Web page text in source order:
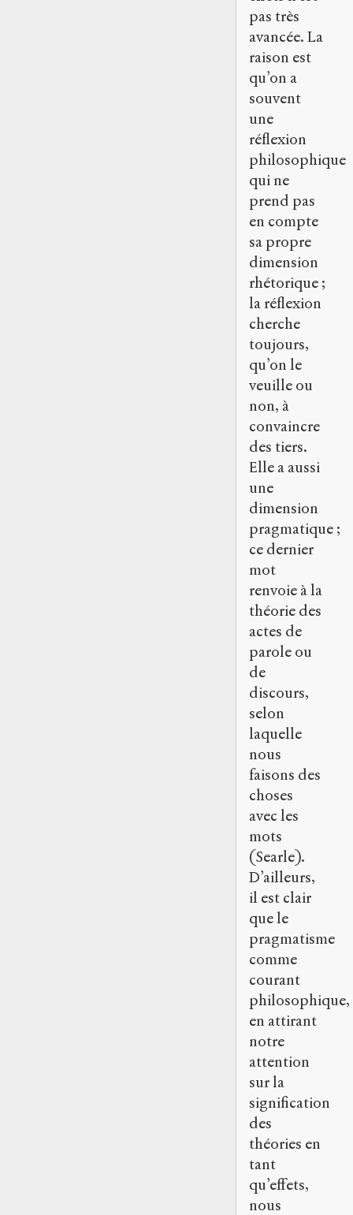
pas très
avancée. La
raison est
qu’on a
souvent
une
réflexion
philosophique
qui ne
prend pas
en compte
sa propre
dimension
rhétorique ;
la réflexion
cherche
toujours,
qu’on le
veuille ou
non, à
convaincre
des tiers.
Elle a aussi
une
dimension
pragmatique ;
ce dernier
mot
renvoie à la
théorie des
actes de
parole ou
de
discours,
selon
laquelle
nous
faisons des
choses
avec les
mots
(Searle).
D’ailleurs,
il est clair
que le
pragmatisme
comme
courant
philosophique,
en attirant
notre
attention
sur la
signification
des
théories en
tant
qu’effets,
nous